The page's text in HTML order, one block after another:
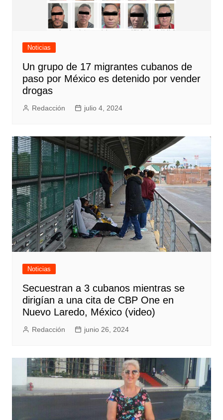
Noticias
Un grupo de 17 migrantes cubanos de
paso por México es detenido por vender
drogas
Redacción julio 4, 2024
Noticias
Secuestran a 3 cubanos mientras se
dirigían a una cita de CBP One en
Nuevo Laredo, México (video)
Redacción junio 26, 2024